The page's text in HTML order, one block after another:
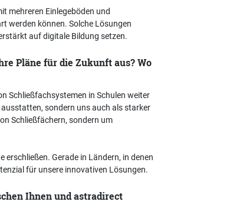
mehreren Einlegeböden und
werden können. Solche Lösungen
auf digitale Bildung setzen.
Pläne für die Zukunft aus? Wo
Schließfachsystemen in Schulen weiter
sondern uns auch als starker
Schließfächern, sondern um
Gerade in Ländern, in denen
für unsere innovativen Lösungen.
Ihnen und astradirect